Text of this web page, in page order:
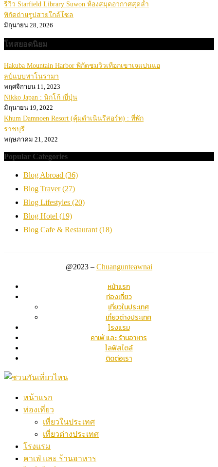
รีวิว Starfield Library Suwon ห้องสมุดอวกาศสุดล้ำ
พิกัดถ่ายรูปสวยใกล้โซล
มิถุนายน 28, 2026
โพสยอดนิยม
Hakuba Mountain Harbor พิกัดชมวิวเทือกเขาเจแปนแอ
ลป์แบบพาโนรามา
พฤศจิกายน 11, 2023
Nikko Japan : นิกโก้ ญี่ปุ่น
มิถุนายน 19, 2022
Khum Damnoen Resort (คุ้มดำเนินรีสอร์ท) : ที่พัก
ราชบุรี
พฤษภาคม 21, 2022
Popular Categories
Blog Abroad (36)
Blog Traver(27)
Blog Lifestyles (20)
Blog Hotel (19)
Blog Cafe & Restaurant (18)
@2023 – Chuangunteawnai
หน้าแรก
ท่องเที่ยว
เที่ยวในประเทศ
เที่ยวต่างประเทศ
โรงแรม
คาเฟ่ และ ร้านอาหาร
ไลฟ์สไตล์
ติดต่อเรา
หน้าแรก
ท่องเที่ยว
เที่ยวในประเทศ
เที่ยวต่างประเทศ
โรงแรม
คาเฟ่ และ ร้านอาหาร